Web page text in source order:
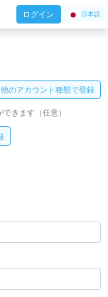
ログイン 日本語
他のアカウント種類で登録
きます（任意）